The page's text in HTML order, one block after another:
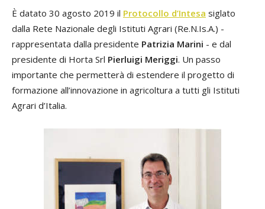
È datato 30 agosto 2019 il Protocollo d’Intesa siglato
dalla Rete Nazionale degli Istituti Agrari (Re.N.Is.A.) -
rappresentata dalla presidente Patrizia Marini - e dal
presidente di Horta Srl Pierluigi Meriggi. Un passo
importante che permetterà di estendere il progetto di
formazione all’innovazione in agricoltura a tutti gli Istituti
Agrari d’Italia.